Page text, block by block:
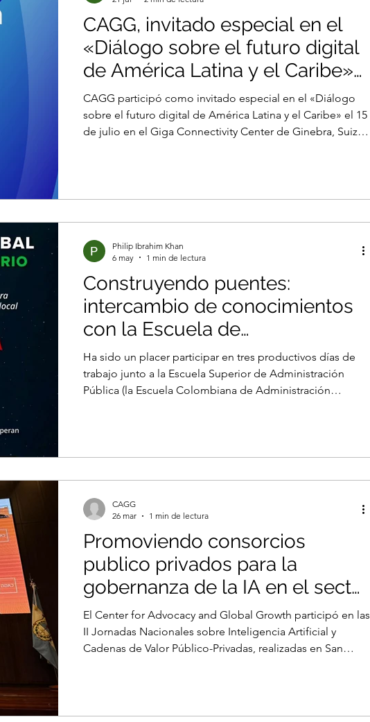
CAGG, invitado especial en el
«Diálogo sobre el futuro digital
de América Latina y el Caribe»
en el Giga Connectivity Center
de Suiza
CAGG participó como invitado especial en el «Diálogo
sobre el futuro digital de América Latina y el Caribe» el 15
de julio en el Giga Connectivity Center de Ginebra, Suiza.
Communityof Democracies (CoD) que apoya a líderes
Construyendo puentes:
intercambio de conocimientos
con la Escuela de
Administración Pública de
Colombia
Ha sido un placer participar en tres productivos días de
trabajo junto a la Escuela Superior de Administración
Pública (la Escuela Colombiana de Administración
Tunja, como parte de la serie “Territorios Prósperos”,
Philip Ibrahim Khan
6 may
1 min de lectura
Promoviendo consorcios
publico privados para la
gobernanza de la IA en el sector
de la minería en Argentina
El Center for Advocacy and Global Growth participó en las
II Jornadas Nacionales sobre Inteligencia Artificial y
Cadenas de Valor Público-Privadas, realizadas en San
innovación digital y el desarrollo tecnológico del sector
CAGG
26 mar
1 min de lectura